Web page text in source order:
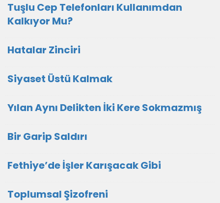
Tuşlu Cep Telefonları Kullanımdan
Kalkıyor Mu?
Hatalar Zinciri
Siyaset Üstü Kalmak
Yılan Aynı Delikten İki Kere Sokmazmış
Bir Garip Saldırı
Fethiye’de İşler Karışacak Gibi
Toplumsal Şizofreni